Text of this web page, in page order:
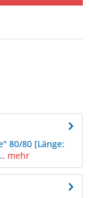
80/80 [Länge:
mehr